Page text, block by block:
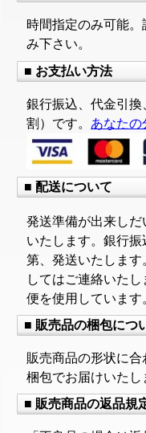
時間指定のみ可能
み下さい。
■ お支払い方法
銀行振込、代金引
割）です。 あなたの
■ 配送について
発送準備が出来しだ
いたします。銀行
第、発送いたしま
してはご連絡いた
便を使用しています
■ 販売品の梱包につ
販売商品の形状に
梱包でお届けいたし
■ 販売商品の返品規